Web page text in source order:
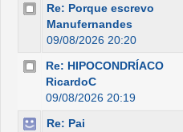
Re: Porque escrevo
Manufernandes
09/08/2026 20:20
Re: HIPOCONDRÍACO
RicardoC
09/08/2026 20:19
Re: Pai